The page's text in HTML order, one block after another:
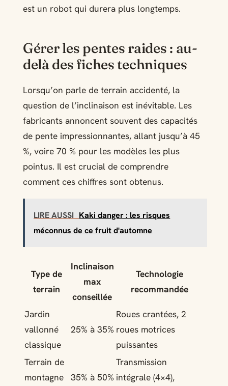
est un robot qui durera plus longtemps.
Gérer les pentes raides : au-
delà des fiches techniques
Lorsqu’on parle de terrain accidenté, la
question de l’inclinaison est inévitable. Les
fabricants annoncent souvent des capacités
de pente impressionnantes, allant jusqu’à 45
%, voire 70 % pour les modèles les plus
pointus. Il est crucial de comprendre
comment ces chiffres sont obtenus.
LIRE AUSSI Kaki danger : les risques
méconnus de ce fruit d'automne
Type de
terrain
Inclinaison
max
conseillée
Technologie
recommandée
Jardin
vallonné
classique
25% à 35%
Roues crantées, 2
roues motrices
puissantes
Terrain de
montagne
35% à 50%
Transmission
intégrale (4×4),